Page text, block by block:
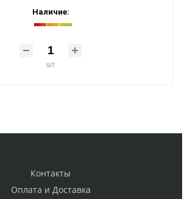
Наличие:
шт
Контакты
Оплата и Доставка